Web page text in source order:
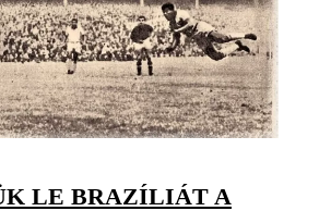
LE BRAZÍLIÁT A